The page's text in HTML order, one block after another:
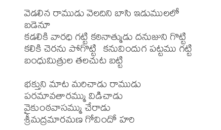
వెడలిన రాముడు వెలదిని బాసి ఇడుములలో
బడెనూ
కడలికి వారధి గట్టి కఠినాత్ముడు దనుజుని గొట్టి
కలికి చెరను పోగొట్టి  కనువిందుగ పట్టము గట్టి
బంధుమిత్రుల తలచుట బట్టి
భక్తుని మాట మరిచాడు రాముడు
పరమావతారమ్ము విడిచాడు
వైకుంఠవాసమ్ము చేరాడు
శ్రీమద్రమారమణ గోవిందో హరి